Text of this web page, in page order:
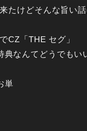
たけどそんな旨い話
CZ「THE セグ」
典なんてどうでも
単